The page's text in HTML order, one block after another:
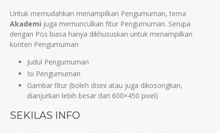
Untuk memudahkan menampilkan Pengumuman, tema
Akademi juga memunculkan fitur Pengumuman. Serupa
dengan Pos biasa hanya dikhususkan untuk menampilkan
konten Pengumuman
Judul Pengumuman
Isi Pengumuman
Gambar fitur (boleh disini atau juga dikosongkan,
dianjurkan lebih besar dari 600×450 pixel)
SEKILAS INFO